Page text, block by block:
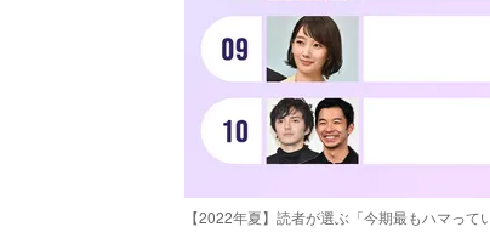
【2022年夏】読者が選ぶ「今期最もハマっ